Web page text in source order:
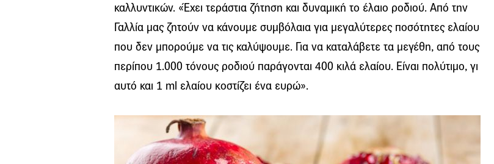
καλλυντικών. «Έχει τεράστια ζήτηση και δυναμική το έλαιο ροδιού. Από την
Γαλλία μας ζητούν να κάνουμε συμβόλαια για μεγαλύτερες ποσότητες ελαίου
που δεν μπορούμε να τις καλύψουμε. Για να καταλάβετε τα μεγέθη, από τους
περίπου 1.000 τόνους ροδιού παράγονται 400 κιλά ελαίου. Είναι πολύτιμο, γι
αυτό και 1 ml ελαίου κοστίζει ένα ευρώ».